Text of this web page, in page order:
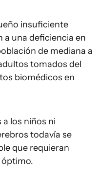
insuficiente
a una deficiencia en
de mediana a
tomados del
biomédicos en
los niños ni
todavía se
que requieran